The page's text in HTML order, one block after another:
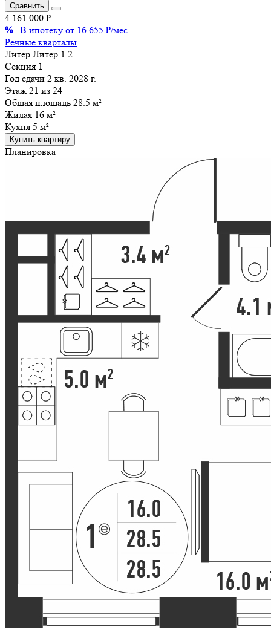
Сравнить
4 161 000 ₽
%В ипотеку от 16 655 ₽/мес.
Речные кварталы
Литер Литер 1.2
Секция 1
Год сдачи 2 кв. 2028 г.
Этаж 21 из 24
Общая площадь 28.5 м²
Жилая 16 м²
Кухня 5 м²
Купить квартиру
Планировка